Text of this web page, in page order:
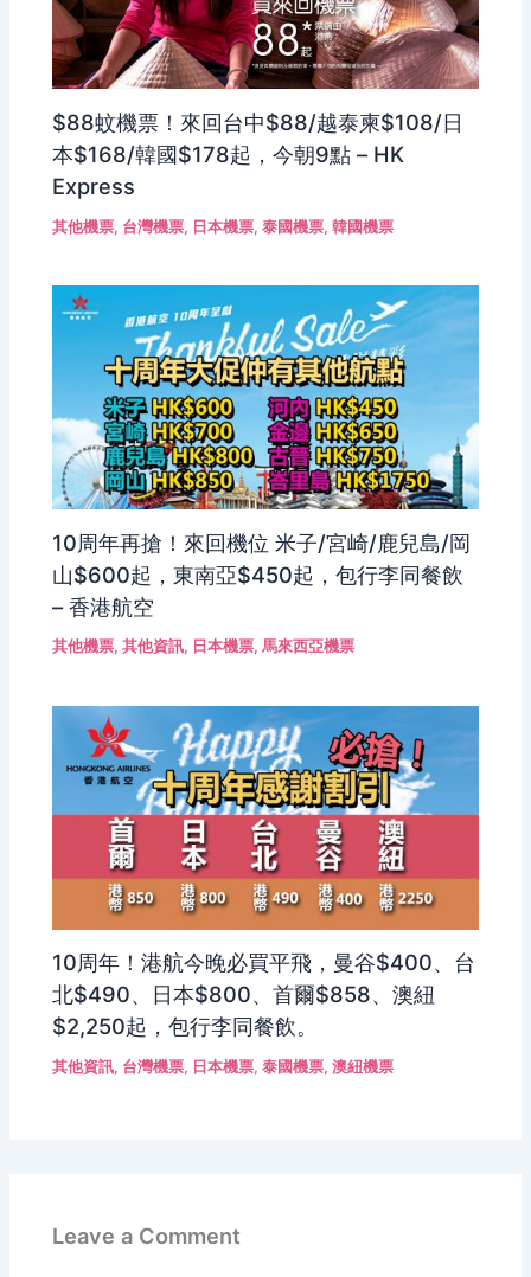
$88蚊機票！來回台中$88/越泰柬$108/日
本$168/韓國$178起，今朝9點 – HK
Express
其他機票, 台灣機票, 日本機票,泰國機票,韓國機票
10周年再搶！來回機位 米子/宮崎/鹿兒島/岡
山$600起，東南亞$450起，包行李同餐飲
– 香港航空
其他機票,其他資訊, 日本機票,馬來西亞機票
10周年！港航今晚必買平飛，曼谷$400、台
北$490、日本$800、首爾$858、澳紐
$2,250起，包行李同餐飲。
其他資訊, 台灣機票, 日本機票,泰國機票,澳紐機票
Leave a Comment